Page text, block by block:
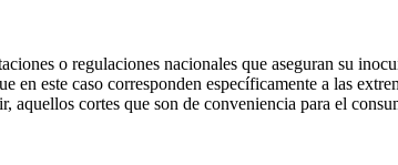
o regulaciones nacionales que aseguran su
en este caso corresponden específicamente a las
aquellos cortes que son de conveniencia para el